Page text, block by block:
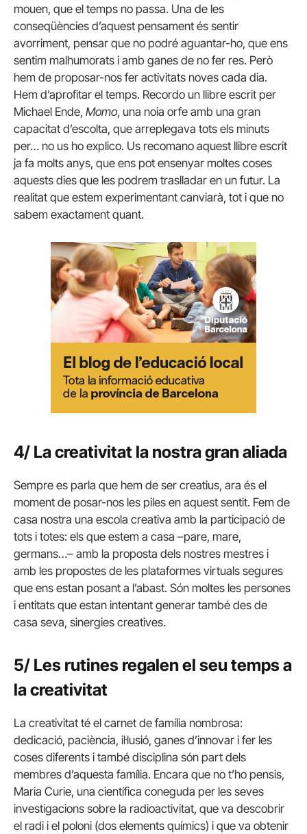
mouen, que el temps no passa. Una de les
conseqüències d’aquest pensament és sentir
avorriment, pensar que no podré aguantar-ho, que ens
sentim malhumorats i amb ganes de no fer res. Però
hem de proposar-nos fer activitats noves cada dia.
Hem d’aprofitar el temps. Recordo un llibre escrit per
Michael Ende, Momo, una noia orfe amb una gran
capacitat d’escolta, que arreplegava tots els minuts
per… no us ho explico. Us recomano aquest llibre escrit
ja fa molts anys, que ens pot ensenyar moltes coses
aquests dies que les podrem traslladar en un futur. La
realitat que estem experimentant canviarà, tot i que no
sabem exactament quant.
4/ La creativitat la nostra gran aliada
Sempre es parla que hem de ser creatius, ara és el
moment de posar-nos les piles en aquest sentit. Fem de
casa nostra una escola creativa amb la participació de
tots i totes: els que estem a casa –pare, mare,
germans…– amb la proposta dels nostres mestres i
amb les propostes de les plataformes virtuals segures
que ens estan posant a l’abast. Són moltes les persones
i entitats que estan intentant generar també des de
casa seva, sinergies creatives.
5/ Les rutines regalen el seu temps a
la creativitat
La creativitat té el carnet de família nombrosa:
dedicació, paciència, il·lusió, ganes d’innovar i fer les
coses diferents i també disciplina són part dels
membres d’aquesta família. Encara que no t’ho pensis,
Maria Curie, una científica coneguda per les seves
investigacions sobre la radioactivitat, que va descobrir
el radi i el poloni (dos elements químics) i que va obtenir